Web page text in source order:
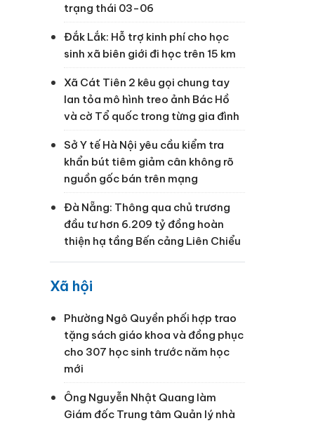
trạng thái 03-06
Đắk Lắk: Hỗ trợ kinh phí cho học
sinh xã biên giới đi học trên 15 km
Xã Cát Tiên 2 kêu gọi chung tay
lan tỏa mô hình treo ảnh Bác Hồ
và cờ Tổ quốc trong từng gia đình
Sở Y tế Hà Nội yêu cầu kiểm tra
khẩn bút tiêm giảm cân không rõ
nguồn gốc bán trên mạng
Đà Nẵng: Thông qua chủ trương
đầu tư hơn 6.209 tỷ đồng hoàn
thiện hạ tầng Bến cảng Liên Chiểu
Xã hội
Phường Ngô Quyền phối hợp trao
tặng sách giáo khoa và đồng phục
cho 307 học sinh trước năm học
mới
Ông Nguyễn Nhật Quang làm
Giám đốc Trung tâm Quản lý nhà